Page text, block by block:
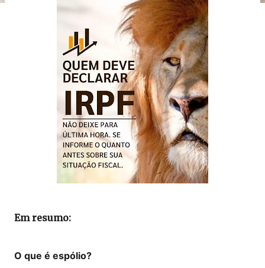
Em resumo:
O que é espólio?